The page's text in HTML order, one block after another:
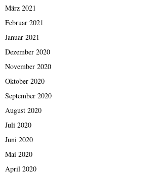
März 2021
Februar 2021
Januar 2021
Dezember 2020
November 2020
Oktober 2020
September 2020
August 2020
Juli 2020
Juni 2020
Mai 2020
April 2020